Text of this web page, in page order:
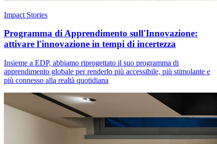
Impact Stories
Programma di Apprendimento sull'Innovazione:
attivare l'innovazione in tempi di incertezza
Insieme a EDP, abbiamo riprogettato il suo programma di
apprendimento globale per renderlo più accessibile, più stimolante e
più connesso alla realtà quotidiana